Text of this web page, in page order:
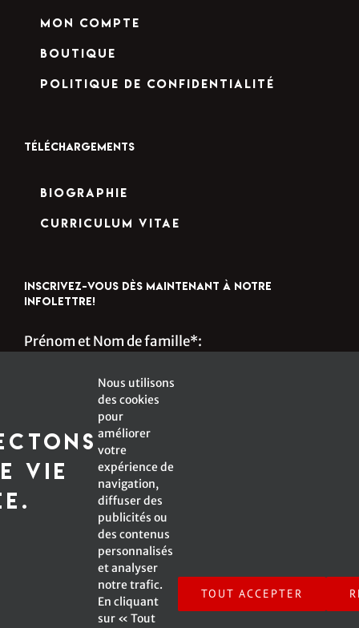
Mon compte
Boutique
Politique de confidentialité
TÉLÉCHARGEMENTS
Biographie
Curriculum Vitae
INSCRIVEZ-VOUS DÈS MAINTENANT À NOTRE
INFOLETTRE!
Prénom et Nom de famille*:
*Champ obligatoire
Inscrivez-moi à l'infolettre !
vie
Nous utilisons
des cookies
pour
améliorer
votre
expérience de
navigation,
diffuser des
publicités ou
des contenus
personnalisés
et analyser
notre trafic.
En cliquant
sur « Tout
TOUT ACCEPTER